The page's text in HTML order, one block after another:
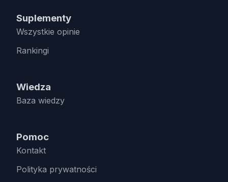
Suplementy
Wszystkie opinie
Rankingi
Wiedza
Baza wiedzy
Pomoc
Kontakt
Polityka prywatności